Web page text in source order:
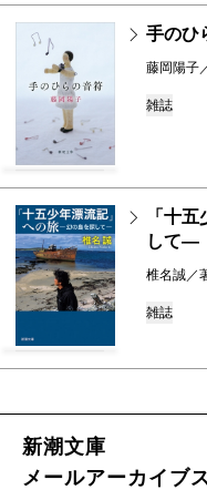
手のひ
藤岡陽子
雑誌
「十
して―
椎名誠／
雑誌
新潮文庫
メールアーカイブ